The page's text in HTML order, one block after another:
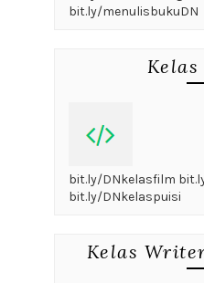
bit.ly/menulisbukuDN
bit.ly/DNkelasfilm
bit.ly/DNkelaspuisi
Kelas